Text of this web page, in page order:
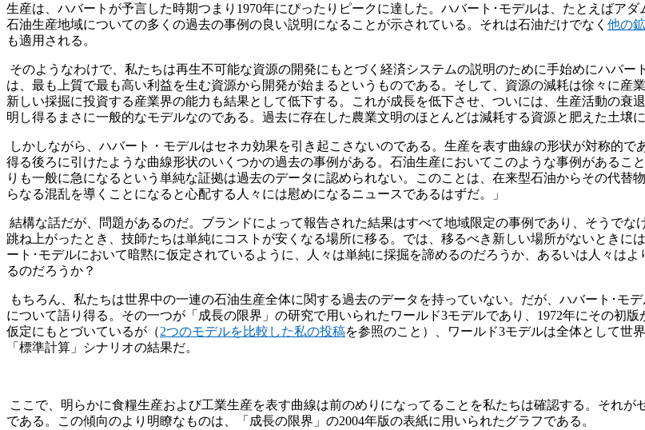
生産は、ハバートが予言した時期つまり1970年にぴったりピークに達した。ハバート･モデルは、たとえばアダ
石油生産地域についての多くの過去の事例の良い説明になることが示されている。それは石油だけでなく 他の
も適用される。
そのようなわけで、私たちは再生不可能な資源の開発にもとづく経済システムの説明のために手始めにハバ
は、最も上質で最も高い利益を生む資源から開発が始まるというものである。そして、資源の減耗は徐々に産
新しい採掘に投資する産業界の能力も結果として低下する。これが成長を低下させ、ついには、生産活動の衰
明し得るまさに一般的なモデルなのである。過去に存在した農業文明のほとんどは減耗する資源と肥えた土壌
しかしながら、ハバート・モデルはセネカ効果を引き起こさないのである。生産を表す曲線の形状が対称的
得る後ろに引けたような曲線形状のいくつかの過去の事例がある。石油生産においてこのような事例があるこ
りも一般に急になるという単純な証拠は過去のデータに認められない。このことは、在来型石油からその代
らなる混乱を導くことになると心配する人々には慰めになるニュースであるはずだ。」
結構な話だが、問題があるのだ。ブランドによって報告された結果はすべて地域限定の事例であり、そうで
跳ね上がったとき、技師たちは単純にコストが安くなる場所に移る。では、移るべき新しい場所がないとき
ート･モデルにおいて暗黙に仮定されているように、人々は単純に採掘を諦めるのだろうか、あるいは人々は
るのだろうか？
もちろん、私たちは世界中の一連の石油生産全体に関する過去のデータを持っていない。だが、ハバート･モ
について語り得る。その一つが「成長の限界」の研究で用いられたワールド3モデルであり、1972年にその初
仮定にもとづいているが（2つのモデルを比較した私の投稿を参照のこと）、ワールド3モデルは全体として世
「標準計算」シナリオの結果だ。
ここで、明らかに食糧生産および工業生産を表す曲線は前のめりになってることを私たちは確認する。それ
である。この傾向のより明瞭なものは、「成長の限界」の2004年版の表紙に用いられたグラフである。